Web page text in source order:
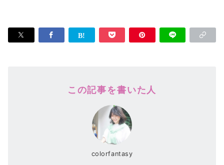
この記事を書いた人
colorfantasy